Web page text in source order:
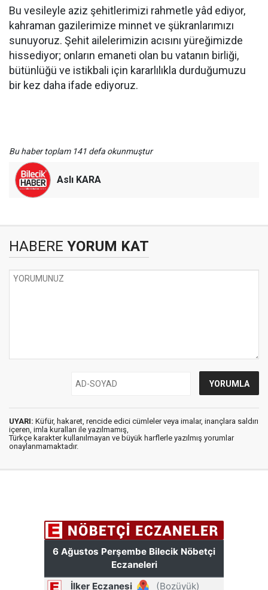
Bu vesileyle aziz şehitlerimizi rahmetle yâd ediyor,
kahraman gazilerimize minnet ve şükranlarımızı
sunuyoruz. Şehit ailelerimizin acısını yüreğimizde
hissediyor; onların emaneti olan bu vatanın birliği,
bütünlüğü ve istikbali için kararlılıkla durduğumuzu
bir kez daha ifade ediyoruz.
Bu haber toplam 141 defa okunmuştur
Aslı KARA
HABERE YORUM KAT
UYARI: Küfür, hakaret, rencide edici cümleler veya imalar, inançlara saldırı
içeren, imla kuralları ile yazılmamış,
Türkçe karakter kullanılmayan ve büyük harflerle yazılmış yorumlar
onaylanmamaktadır.